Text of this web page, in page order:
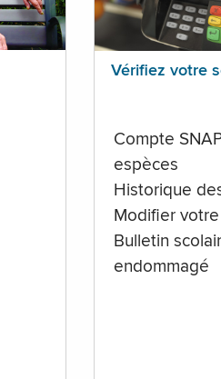
Vérifiez votre
Compte
espèces
Historique
Modifier
Bulletin
endommagé